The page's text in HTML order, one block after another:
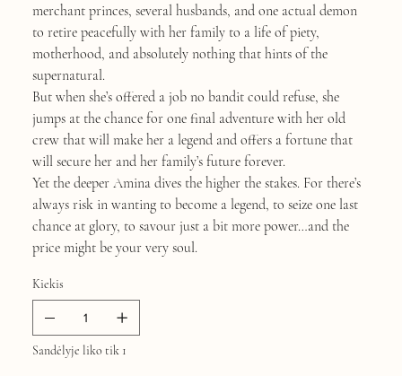
merchant princes, several husbands, and one actual demon
to retire peacefully with her family to a life of piety,
motherhood, and absolutely nothing that hints of the
supernatural.
But when she’s offered a job no bandit could refuse, she
jumps at the chance for one final adventure with her old
crew that will make her a legend and offers a fortune that
will secure her and her family’s future forever.
Yet the deeper Amina dives the higher the stakes. For there’s
always risk in wanting to become a legend, to seize one last
chance at glory, to savour just a bit more power…and the
price might be your very soul.
Kiekis
Sandėlyje liko tik 1